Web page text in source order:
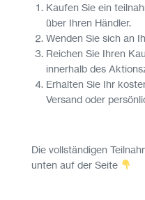
Kaufen Sie ein
über Ihren Händler.
Wenden Sie sich an
Reichen Sie Ihren
innerhalb des
Erhalten Sie Ihr
Versand oder
Die vollständigen
unten auf der Seite